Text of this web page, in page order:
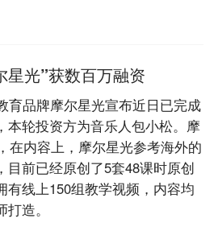
星光”获数百万融资
育品牌摩尔星光宣布近日已完成
本轮投资方为音乐人包小松。摩
在内容上，摩尔星光参考海外的
目前已经原创了5套48课时原创
有线上150组教学视频，内容均
造。